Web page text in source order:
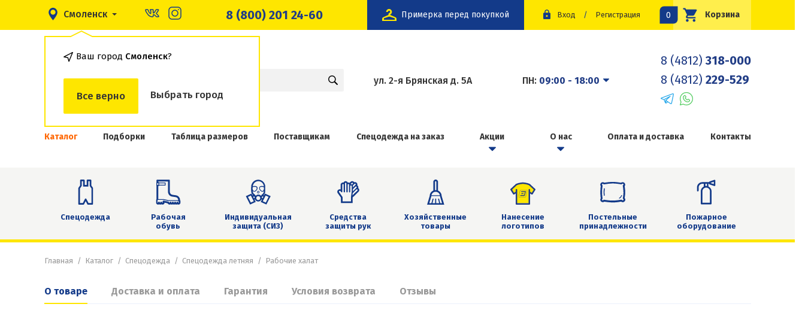
Смоленск
Ваш город Смоленск?
Все верно Выбрать город
8 (800) 201 24-60 Примерка перед покупкой Вход / Регистрация Корзина
0
ул. 2-я Брянская д. 5А ПН: 09:00 - 18:00
8 (4812) 318-000
8 (4812) 229-529
Каталог Подборки Таблица размеров Поставщикам Спецодежда на заказ Акции О нас Оплата и доставка Контакты
Спецодежда
Рабочая
обувь
Индивидуальная
защита (СИЗ)
Средства
защиты рук
Хозяйственные
товары
Нанесение
логотипов
Постельные
принадлежности
Пожарное
оборудование
Главная Каталог Спецодежда Спецодежда летняя Рабочие халат
О товаре Доставка и оплата Гарантия Условия возврата Отзывы